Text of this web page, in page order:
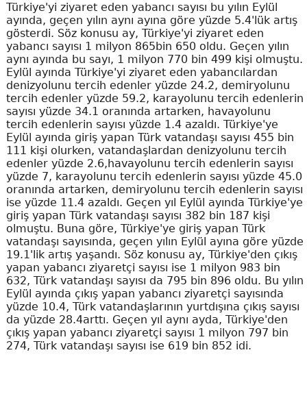
Türkiye'yi ziyaret eden yabancı sayısı bu yılın Eylül
ayında, geçen yılın aynı ayına göre yüzde 5.4'lük artış
gösterdi. Söz konusu ay, Türkiye'yi ziyaret eden
yabancı sayısı 1 milyon 865bin 650 oldu. Geçen yılın
aynı ayında bu sayı, 1 milyon 770 bin 499 kişi olmuştu.
Eylül ayında Türkiye'yi ziyaret eden yabancılardan
denizyolunu tercih edenler yüzde 24.2, demiryolunu
tercih edenler yüzde 59.2, karayolunu tercih edenlerin
sayısı yüzde 34.1 oranında artarken, havayolunu
tercih edenlerin sayısı yüzde 1.4 azaldı. Türkiye'ye
Eylül ayında giriş yapan Türk vatandaşı sayısı 455 bin
111 kişi olurken, vatandaşlardan denizyolunu tercih
edenler yüzde 2.6,havayolunu tercih edenlerin sayısı
yüzde 7, karayolunu tercih edenlerin sayısı yüzde 45.0
oranında artarken, demiryolunu tercih edenlerin sayısı
ise yüzde 11.4 azaldı. Geçen yıl Eylül ayında Türkiye'ye
giriş yapan Türk vatandaşı sayısı 382 bin 187 kişi
olmuştu. Buna göre, Türkiye'ye giriş yapan Türk
vatandaşı sayısında, geçen yılın Eylül ayına göre yüzde
19.1'lik artış yaşandı. Söz konusu ay, Türkiye'den çıkış
yapan yabancı ziyaretçi sayısı ise 1 milyon 983 bin
632, Türk vatandaşı sayısı da 795 bin 896 oldu. Bu yılın
Eylül ayında çıkış yapan yabancı ziyaretçi sayısında
yüzde 10.4, Türk vatandaşlarının yurtdışına çıkış sayısı
da yüzde 28.4arttı. Geçen yıl aynı ayda, Türkiye'den
çıkış yapan yabancı ziyaretçi sayısı 1 milyon 797 bin
274, Türk vatandaşı sayısı ise 619 bin 852 idi.